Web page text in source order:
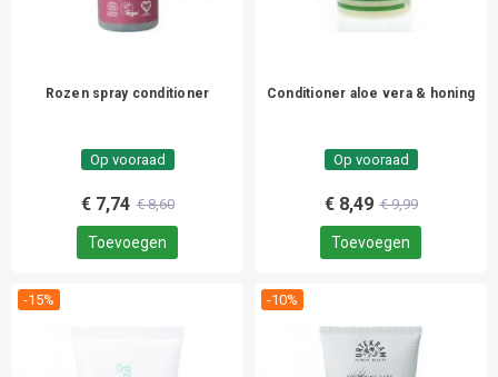
Rozen spray conditioner
Op vooraad
€ 7,74 € 8,60
Toevoegen
Conditioner aloe vera & honing
Op vooraad
€ 8,49 € 9,99
Toevoegen
-15% -10%